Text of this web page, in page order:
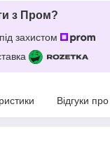
з Пром?
захистом
Відгуки